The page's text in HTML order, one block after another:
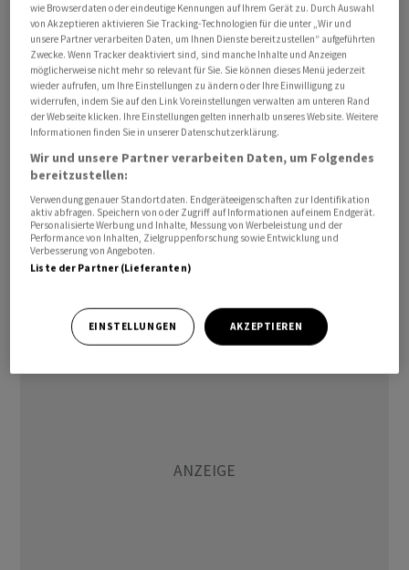
Für den MDax der mittelgrossen Werte ging es zuletzt
um 0,59 Prozent auf 25 861,98 Punkte nach unten. Der
EuroStoxx 50 notierte prozentual unverändert.
Im Dax waren sich die Anleger von Bayer nicht klar
darüber, ob die vom Pharma- und Agrarchemiekonzern
Bayer zusammengestrichene Dividende positiv oder
negativ zu sehen ist. Der Kurs schwankte deutlich,
zuletzt legte er um 0,7 Prozent zu. Die Einschnitte
stünden im Zusammenhang mit dem Schuldenstand,
den hohen Zinsen und einer angespannten Situation
beim freien Finanzmittelfluss. Analysten werten den
den Griff zu bekommen.
wie Browserdaten oder eindeutige Kennungen auf Ihrem Gerät zu. Durch Auswahl
von Akzeptieren aktivieren Sie Tracking-Technologien für die unter „Wir und
unsere Partner verarbeiten Daten, um Ihnen Dienste bereitzustellen“ aufgeführten
Zwecke. Wenn Tracker deaktiviert sind, sind manche Inhalte und Anzeigen
möglicherweise nicht mehr so relevant für Sie. Sie können dieses Menü jederzeit
wieder aufrufen, um Ihre Einstellungen zu ändern oder Ihre Einwilligung zu
widerrufen, indem Sie auf den Link Voreinstellungen verwalten am unteren Rand
der Webseite klicken. Ihre Einstellungen gelten innerhalb unseres Website. Weitere
Informationen finden Sie in unserer Datenschutzerklärung.
Wir und unsere Partner verarbeiten Daten, um Folgendes
bereitzustellen:
Verwendung genauer Standortdaten. Endgeräteeigenschaften zur Identifikation
aktiv abfragen. Speichern von oder Zugriff auf Informationen auf einem Endgerät.
Personalisierte Werbung und Inhalte, Messung von Werbeleistung und der
Performance von Inhalten, Zielgruppenforschung sowie Entwicklung und
Verbesserung von Angeboten.
Liste der Partner (Lieferanten)
EINSTELLUNGEN AKZEPTIEREN